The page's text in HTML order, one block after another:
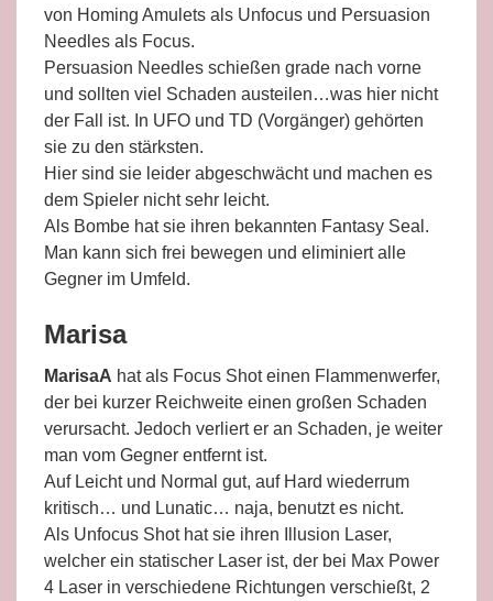
von Homing Amulets als Unfocus und Persuasion
Needles als Focus.
Persuasion Needles schießen grade nach vorne
und sollten viel Schaden austeilen…was hier nicht
der Fall ist. In UFO und TD (Vorgänger) gehörten
sie zu den stärksten.
Hier sind sie leider abgeschwächt und machen es
dem Spieler nicht sehr leicht.
Als Bombe hat sie ihren bekannten Fantasy Seal.
Man kann sich frei bewegen und eliminiert alle
Gegner im Umfeld.
Marisa
MarisaA hat als Focus Shot einen Flammenwerfer,
der bei kurzer Reichweite einen großen Schaden
verursacht. Jedoch verliert er an Schaden, je weiter
man vom Gegner entfernt ist.
Auf Leicht und Normal gut, auf Hard wiederrum
kritisch… und Lunatic… naja, benutzt es nicht.
Als Unfocus Shot hat sie ihren Illusion Laser,
welcher ein statischer Laser ist, der bei Max Power
4 Laser in verschiedene Richtungen verschießt, 2